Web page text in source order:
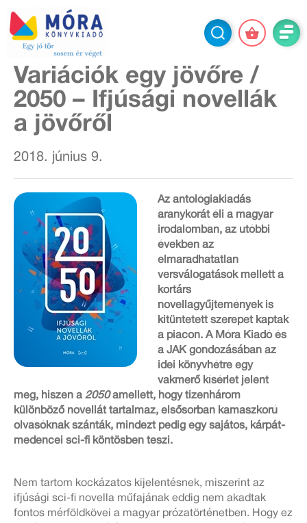
Variációk egy jövőre /
2050 – Ifjúsági novellák
a jövőről
2018. június 9.
Az antológiakiadás
aranykorát éli a magyar
irodalomban, az utóbbi
években az
elmaradhatatlan
versválogatások mellett a
kortárs
novellagyűjtemények is
kitüntetett szerepet kaptak
a piacon. A Móra Kiadó és
a JAK gondozásában az
idei könyvhétre egy
vakmerő kísérlet jelent
meg, hiszen a 2050 amellett, hogy tizenhárom
különböző novellát tartalmaz, elsősorban kamaszkorú
olvasóknak szánták, mindezt pedig egy sajátos, kárpát-
medencei sci-fi köntösben teszi.
Nem tartom kockázatos kijelentésnek, miszerint az
ifjúsági sci-fi novella műfajának eddig nem akadtak
fontos mérföldkövei a magyar prózatörténetben. Hogy ez